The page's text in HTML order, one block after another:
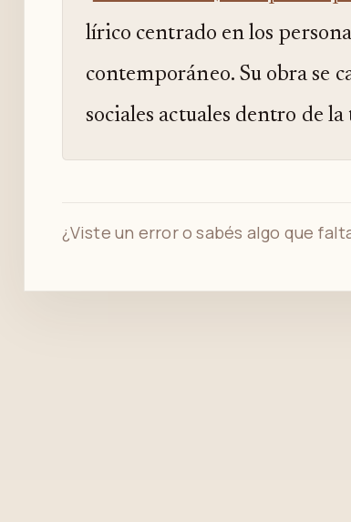
lírico centrado en los
contemporáneo. Su obra se
sociales actuales dentro de
¿Viste un error o sabés algo que